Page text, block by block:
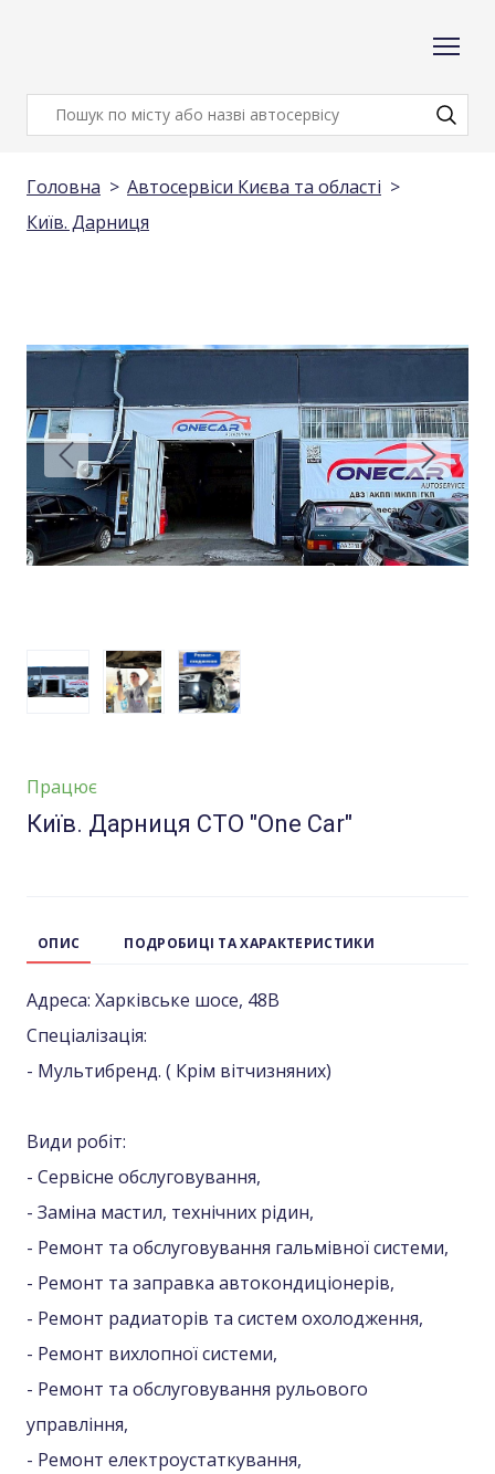
Головна
Автосервіси Києва та області
Київ. Дарниця
Працює
Київ. Дарниця СТО "One Car"
ОПИС ПОДРОБИЦІ ТА ХАРАКТЕРИСТИКИ
Адреса: Харківське шосе, 48В
Спеціалізація:
- Мультибренд. ( Крім вітчизняних)
Види робіт:
- Сервісне обслуговування,
- Заміна мастил, технічних рідин,
- Ремонт та обслуговування гальмівної системи,
- Ремонт та заправка автокондиціонерів,
- Ремонт радиаторів та систем охолодження,
- Ремонт вихлопної системи,
- Ремонт та обслуговування рульового
управління,
- Ремонт електроустаткування,